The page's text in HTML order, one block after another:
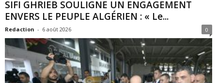
SIFI GHRIEB SOULIGNE UN ENGAGEMENT
ENVERS LE PEUPLE ALGÉRIEN : « Le...
Redaction - 6 août 2026 0